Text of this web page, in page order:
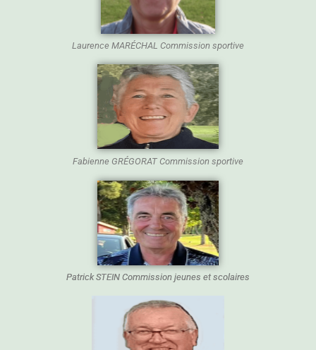
Laurence MARÉCHAL Commission sportive
Fabienne GRÉGORAT Commission sportive
Patrick STEIN Commission jeunes et scolaires